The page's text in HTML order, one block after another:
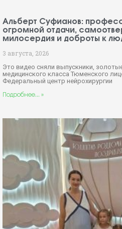
Альберт Суфианов:
огромной отдачи,
милосердия и доброты к
3 августа, 2026
Это видео сняли выпускники,
медицинского класса Тюменского
Федеральный центр нейрохирургии
Подробнее... »